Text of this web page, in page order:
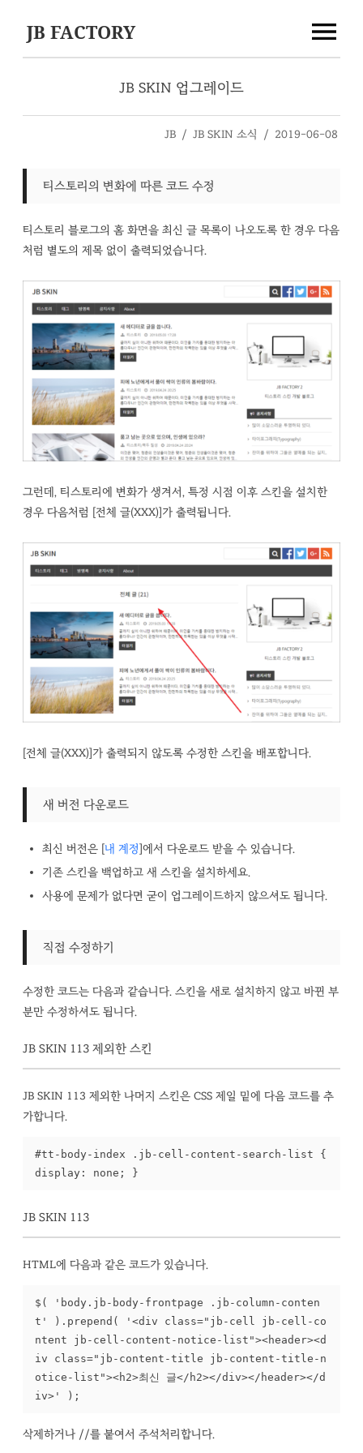
JB FACTORY
JB SKIN 업그레이드
JB / JB SKIN 소식 / 2019-06-08
티스토리의 변화에 따른 코드 수정
티스토리 블로그의 홈 화면을 최신 글 목록이 나오도록 한 경우 다음
처럼 별도의 제목 없이 출력되었습니다.
그런데, 티스토리에 변화가 생겨서, 특정 시점 이후 스킨을 설치한
경우 다음처럼 [전체 글(XXX)]가 출력됩니다.
[전체 글(XXX)]가 출력되지 않도록 수정한 스킨을 배포합니다.
새 버전 다운로드
최신 버전은 [내 계정]에서 다운로드 받을 수 있습니다.
기존 스킨을 백업하고 새 스킨을 설치하세요.
사용에 문제가 없다면 굳이 업그레이드하지 않으셔도 됩니다.
직접 수정하기
수정한 코드는 다음과 같습니다. 스킨을 새로 설치하지 않고 바뀐 부
분만 수정하셔도 됩니다.
JB SKIN 113 제외한 스킨
JB SKIN 113 제외한 나머지 스킨은 CSS 제일 밑에 다음 코드를 추
가합니다.
#tt-body-index .jb-cell-content-search-list {
display: none; }
JB SKIN 113
HTML에 다음과 같은 코드가 있습니다.
$( 'body.jb-body-frontpage .jb-column-conten
t' ).prepend( '<div class="jb-cell jb-cell-co
ntent jb-cell-content-notice-list"><header><d
iv class="jb-content-title jb-content-title-n
otice-list"><h2>최신 글</h2></div></header></d
iv>' );
삭제하거나 //를 붙여서 주석처리합니다.